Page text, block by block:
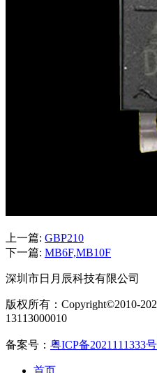
上一篇: GBP210
下一篇: MB6F,MB10F
深圳市日月辰科技有限公司
版权所有：Copyright©2010-
13113000010
备案号： 粤ICP备2021111333号